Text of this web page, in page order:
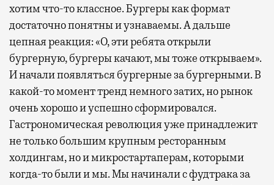
хотим что-то классное. Бургеры как формат
достаточно понятны и узнаваемы. А дальше
цепная реакция: «О, эти ребята открыли
бургерную, бургеры качают, мы тоже открываем».
И начали появляться бургерные за бургерными. В
какой-то момент тренд немного затих, но рынок
очень хорошо и успешно сформировался.
Гастрономическая революция уже принадлежит
не только большим крупным ресторанным
холдингам, но и микростартаперам, которыми
когда-то были и мы. Мы начинали с фудтрака за